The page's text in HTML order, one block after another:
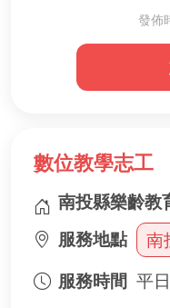
的行政志工團隊
✅ 協助製作毛
·細心、負責任，
·樂於協助團隊，
👉 快來加入我們
發佈
數位教學志工
南投縣樂齡教
服務地點
南
服務時間